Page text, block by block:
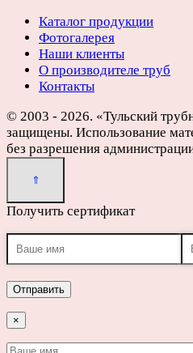
Каталог продукции
Фотогалерея
Наши клиенты
О производителе труб
Контакты
© 2003 - 2026. «Тульский
защищены. Использование
без разрешения
Получить сертификат
×